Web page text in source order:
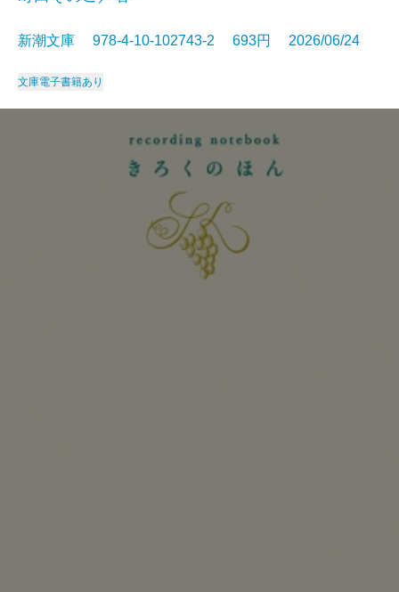
新潮文庫 978-4-10-102743-2 693円 2026/06/24
文庫電子書籍あり